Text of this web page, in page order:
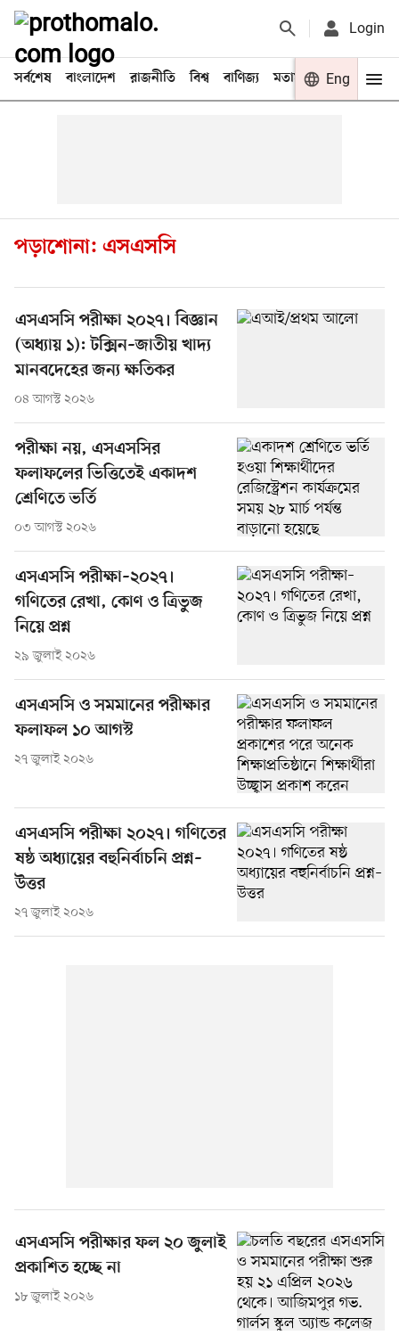
Login
সর্বশেষ বাংলাদেশ রাজনীতি বিশ্ব বাণিজ্য মতামত খেলা
Eng
পড়াশোনা: এসএসসি
এসএসসি পরীক্ষা ২০২৭। বিজ্ঞান
(অধ্যায় ১): টক্সিন–জাতীয় খাদ্য
মানবদেহের জন্য ক্ষতিকর
০৪ আগস্ট ২০২৬
পরীক্ষা নয়, এসএসসির
ফলাফলের ভিত্তিতেই একাদশ
শ্রেণিতে ভর্তি
০৩ আগস্ট ২০২৬
এসএসসি পরীক্ষা–২০২৭।
গণিতের রেখা, কোণ ও ত্রিভুজ
নিয়ে প্রশ্ন
২৯ জুলাই ২০২৬
এসএসসি ও সমমানের পরীক্ষার
ফলাফল ১০ আগস্ট
২৭ জুলাই ২০২৬
এসএসসি পরীক্ষা ২০২৭। গণিতের
ষষ্ঠ অধ্যায়ের বহুনির্বাচনি প্রশ্ন–
উত্তর
২৭ জুলাই ২০২৬
এসএসসি পরীক্ষার ফল ২০ জুলাই
প্রকাশিত হচ্ছে না
১৮ জুলাই ২০২৬